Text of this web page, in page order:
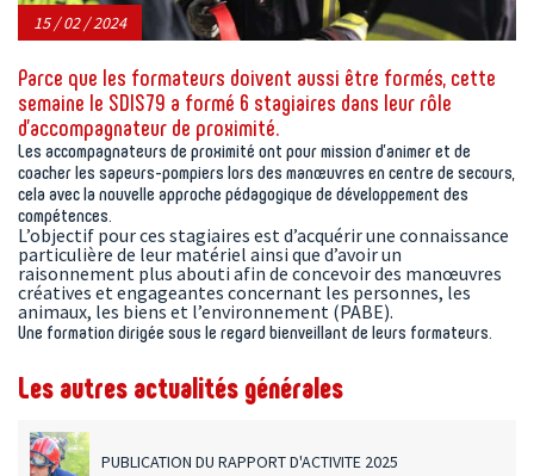
15 / 02 / 2024
Parce que les formateurs doivent aussi être formés, cette
semaine le SDIS79 a formé 6 stagiaires dans leur rôle
d’accompagnateur de proximité.
Les accompagnateurs de proximité ont pour mission d’animer et de
coacher les sapeurs-pompiers lors des manœuvres en centre de secours,
cela avec la nouvelle approche pédagogique de développement des
compétences.
L’objectif pour ces stagiaires est d’acquérir une connaissance
particulière de leur matériel ainsi que d’avoir un
raisonnement plus abouti afin de concevoir des manœuvres
créatives et engageantes concernant les personnes, les
animaux, les biens et l’environnement (PABE).
Une formation dirigée sous le regard bienveillant de leurs formateurs.
Les autres actualités générales
PUBLICATION DU RAPPORT D'ACTIVITE 2025